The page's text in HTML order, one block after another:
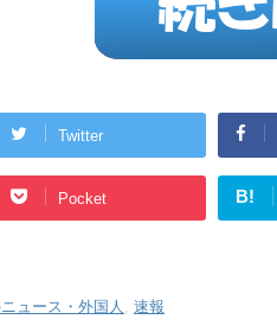
Twitter
Pocket B!
ュース・外国人 , 速報